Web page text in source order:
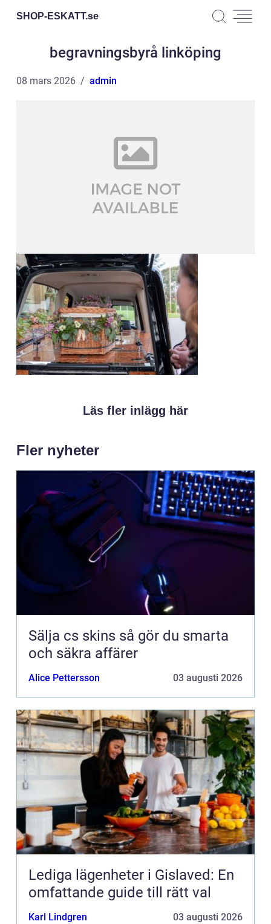
SHOP-ESKATT.se
begravningsbyrå linköping
08 mars 2026 admin
Läs fler inlägg här
Fler nyheter
Sälja cs skins så gör du smarta
och säkra affärer
Alice Pettersson 03 augusti 2026
Lediga lägenheter i Gislaved: En
omfattande guide till rätt val
Karl Lindgren 03 augusti 2026